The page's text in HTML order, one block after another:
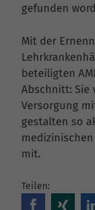
gefunden
Mit der
beteiligten
Abschnitt: Sie
Versorgung
gestalten so
mit.
Teilen: